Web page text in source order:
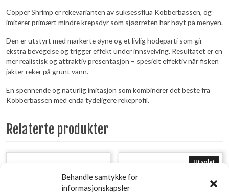
Behandle samtykke for
informasjonskapsler
Copper Shrimp er rekevarianten av suksessflua Kobberbassen, og
imiterer primært mindre krepsdyr som sjøørreten har høyt på menyen.
Den er utstyrt med markerte øyne og et livlig hodeparti som gir
ekstra bevegelse og trigger effekt under innsveiving. Resultatet er en
mer realistisk og attraktiv presentasjon – spesielt effektiv når fisken
jakter reker på grunt vann.
En spennende og naturlig imitasjon som kombinerer det beste fra
Kobberbassen med enda tydeligere rekeprofil.
Relaterte produkter
Utsolgt